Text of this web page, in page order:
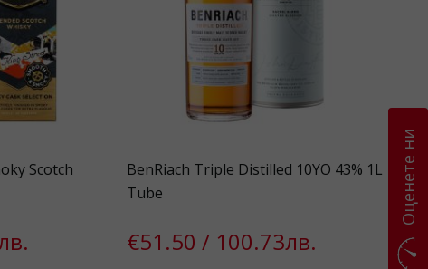
Scotch
BenRiach Triple Distilled 10YO 43% 1L
Tube
€51.50 / 100.73лв.
Оценете ни